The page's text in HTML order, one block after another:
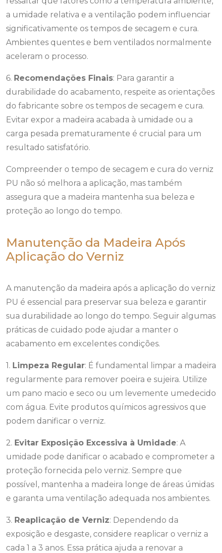
a umidade relativa e a ventilação podem influenciar
significativamente os tempos de secagem e cura.
Ambientes quentes e bem ventilados normalmente
aceleram o processo.
6. Recomendações Finais: Para garantir a
durabilidade do acabamento, respeite as orientações
do fabricante sobre os tempos de secagem e cura.
Evitar expor a madeira acabada à umidade ou a
carga pesada prematuramente é crucial para um
resultado satisfatório.
Compreender o tempo de secagem e cura do verniz
PU não só melhora a aplicação, mas também
assegura que a madeira mantenha sua beleza e
proteção ao longo do tempo.
Manutenção da Madeira Após
Aplicação do Verniz
A manutenção da madeira após a aplicação do verniz
PU é essencial para preservar sua beleza e garantir
sua durabilidade ao longo do tempo. Seguir algumas
práticas de cuidado pode ajudar a manter o
acabamento em excelentes condições.
1. Limpeza Regular: É fundamental limpar a madeira
regularmente para remover poeira e sujeira. Utilize
um pano macio e seco ou um levemente umedecido
com água. Evite produtos químicos agressivos que
podem danificar o verniz.
2. Evitar Exposição Excessiva à Umidade: A
umidade pode danificar o acabado e comprometer a
proteção fornecida pelo verniz. Sempre que
possível, mantenha a madeira longe de áreas úmidas
e garanta uma ventilação adequada nos ambientes.
3. Reaplicação de Verniz: Dependendo da
exposição e desgaste, considere reaplicar o verniz a
cada 1 a 3 anos. Essa prática ajuda a renovar a